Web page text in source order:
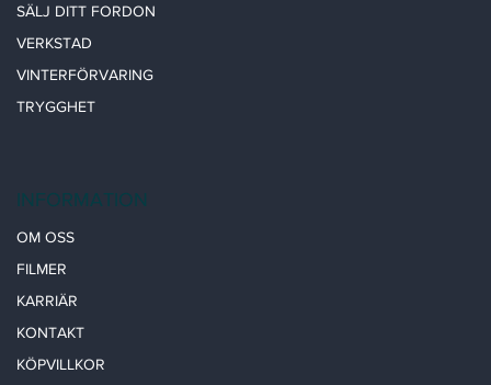
SÄLJ DITT FORDON
VERKSTAD
VINTERFÖRVARING
TRYGGHET
INFORMATION
OM OSS
FILMER
KARRIÄR
KONTAKT
KÖPVILLKOR